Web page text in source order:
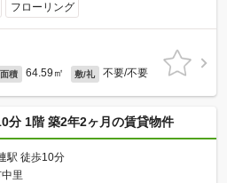
フローリング
積 64.59㎡ 敷/礼 不要/不要
分 1階 築2年2ヶ月の賃貸物件
駅 徒歩10分
里